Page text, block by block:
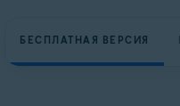
БЕСПЛАТНАЯ ВЕРСИЯ